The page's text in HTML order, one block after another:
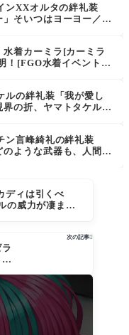
ンXXオルタの絆礼装
」そいつはヨーヨー／ド
着カーミラ[カーミラ
！[FGO水着イベント]
ルの絆礼装「我が愛し
の折、ヤマトタケルが
ン言峰綺礼の絆礼装
のような武器も、人間
ディは引くべ
の威力が凄まじ
次の記事